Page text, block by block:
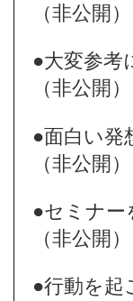
（非公開）
●大変参考
（非公開）
●面白い発
（非公開）
●セミナー
（非公開）
●行動を起